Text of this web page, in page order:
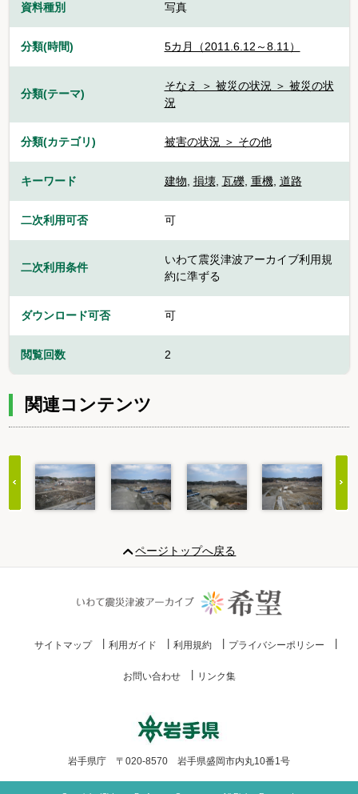
資料種別 写真
分類(時間) 5カ月（2011.6.12～8.11）
分類(テーマ)
そなえ ＞ 被災の状況 ＞ 被災の状
況
分類(カテゴリ) 被害の状況 ＞ その他
キーワード 建物, 損壊, 瓦礫, 重機, 道路
二次利用可否 可
二次利用条件
いわて震災津波アーカイブ利用規
約に準ずる
ダウンロード可否 可
閲覧回数 2
関連コンテンツ
20
ページトップへ戻る
サイトマップ 利用ガイド 利用規約 プライバシーポリシー
お問い合わせ リンク集
岩手県庁 〒020-8570 岩手県盛岡市内丸10番1号